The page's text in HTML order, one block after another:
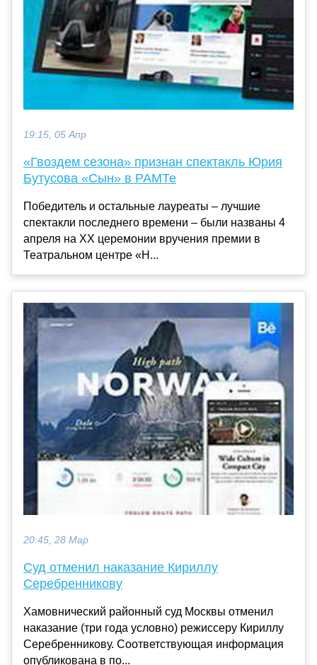
19:15, 05 Апр
«Гвоздем сезона» признан спектакль Юрия
Бутусова «Сын» в РАМТе
Победитель и остальные лауреаты – лучшие
спектакли последнего времени – были названы 4
апреля на XX церемонии вручения премии в
Театральном центре «Н...
20:45, 28 Мар
Суд отменил наказание Кириллу
Серебренникову
Хамовнический районный суд Москвы отменил
наказание (три года условно) режиссеру Кириллу
Серебренникову. Соответствующая информация
опубликована в по...